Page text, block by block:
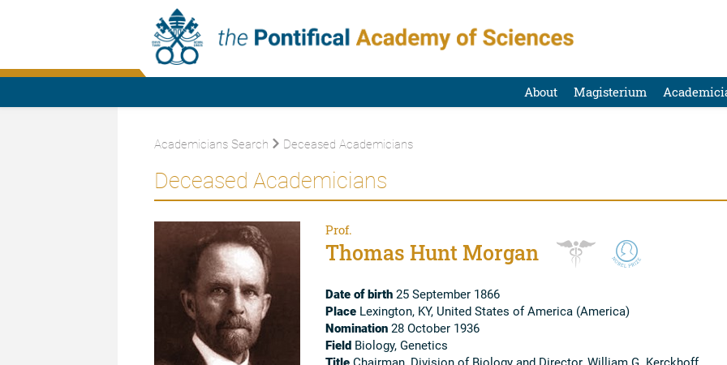
About Magisterium
Academicians Search Deceased Academicians
Deceased Academicians
Prof.
Thomas Hunt Morgan
Date of birth25 September 1866
PlaceLexington, KY, United States of America (America)
Nomination28 October 1936
FieldBiology, Genetics
TitleChairman, Division of Biology and Director, William G. Kerckhoff